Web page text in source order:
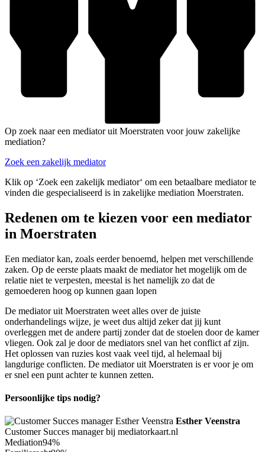
Op zoek naar een mediator uit Moerstraten voor jouw zakelijke
mediation?
Zoek een zakelijk mediator
Klik op ‘Zoek een zakelijk mediator‘ om een betaalbare mediator te
vinden die gespecialiseerd is in zakelijke mediation Moerstraten.
Redenen om te kiezen voor een mediator
in Moerstraten
Een mediator kan, zoals eerder benoemd, helpen met verschillende
zaken. Op de eerste plaats maakt de mediator het mogelijk om de
relatie niet te verpesten, meestal is het namelijk zo dat de
gemoederen hoog op kunnen gaan lopen
De mediator uit Moerstraten weet alles over de juiste
onderhandelings wijze, je weet dus altijd zeker dat jij kunt
overleggen met de andere partij zonder dat de stoelen door de kamer
vliegen. Ook zal je door de mediators snel van het conflict af zijn.
Het oplossen van ruzies kost vaak veel tijd, al helemaal bij
langdurige conflicten. De mediator uit Moerstraten is er voor je om
er snel een punt achter te kunnen zetten.
Persoonlijke tips nodig?
Esther Veenstra
Customer Succes manager bij mediatorkaart.nl
Mediation94%